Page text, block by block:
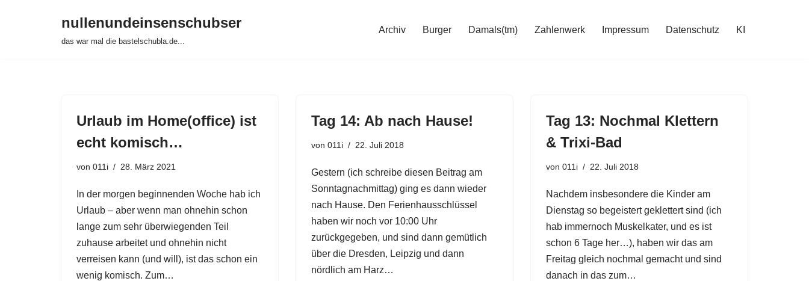
nullenundeinsenschubser
das war mal die bastelschubla.de...
Archiv Burger Damals(tm) Zahlenwerk Impressum Datenschutz KI
Urlaub im Home(office) ist
echt komisch…
von 011i 28. März 2021
In der morgen beginnenden Woche hab ich
Urlaub – aber wenn man ohnehin schon
lange zum sehr überwiegenden Teil
zuhause arbeitet und ohnehin nicht
verreisen kann (und will), ist das schon ein
wenig komisch. Zum…
Tag 14: Ab nach Hause!
von 011i 22. Juli 2018
Gestern (ich schreibe diesen Beitrag am
Sonntagnachmittag) ging es dann wieder
nach Hause. Den Ferienhausschlüssel
haben wir noch vor 10:00 Uhr
zurückgegeben, und sind dann gemütlich
über die Dresden, Leipzig und dann
nördlich am Harz…
Tag 13: Nochmal Klettern
& Trixi-Bad
von 011i 22. Juli 2018
Nachdem insbesondere die Kinder am
Dienstag so begeistert geklettert sind (ich
hab immernoch Muskelkater, und es ist
schon 6 Tage her…), haben wir das am
Freitag gleich nochmal gemacht und sind
danach in das zum…